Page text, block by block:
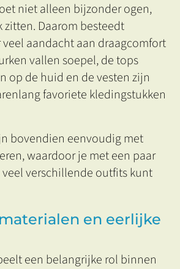
niet alleen bijzonder ogen,
Daarom besteedt
aandacht aan draagcomfort
vallen soepel, de tops
op de huid en de vesten zijn
favoriete kledingstukken
bovendien eenvoudig met
waardoor je met een paar
veel verschillende outfits kunt
en eerlijke
een belangrijke rol binnen